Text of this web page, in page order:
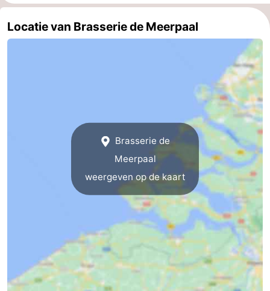
Speeltuinen
-
Binnenspeeltuinen
-
Wandelen
-
Locatie van Brasserie de Meerpaal
Brasserie de
Meerpaal
weergeven op de kaart